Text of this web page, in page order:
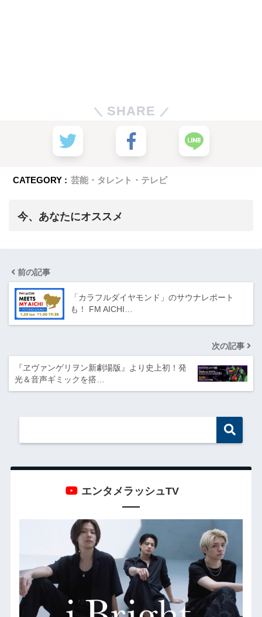
SHARE
CATEGORY : 芸能・タレント・テレビ
今、あなたにオススメ
前の記事
「カラフルダイヤモンド」のサウナレポート
も！ FM AICHI…
次の記事
『ヱヴァンゲリヲン新劇場版』より史上初！発
光＆音声ギミックを搭…
エンタメラッシュTV